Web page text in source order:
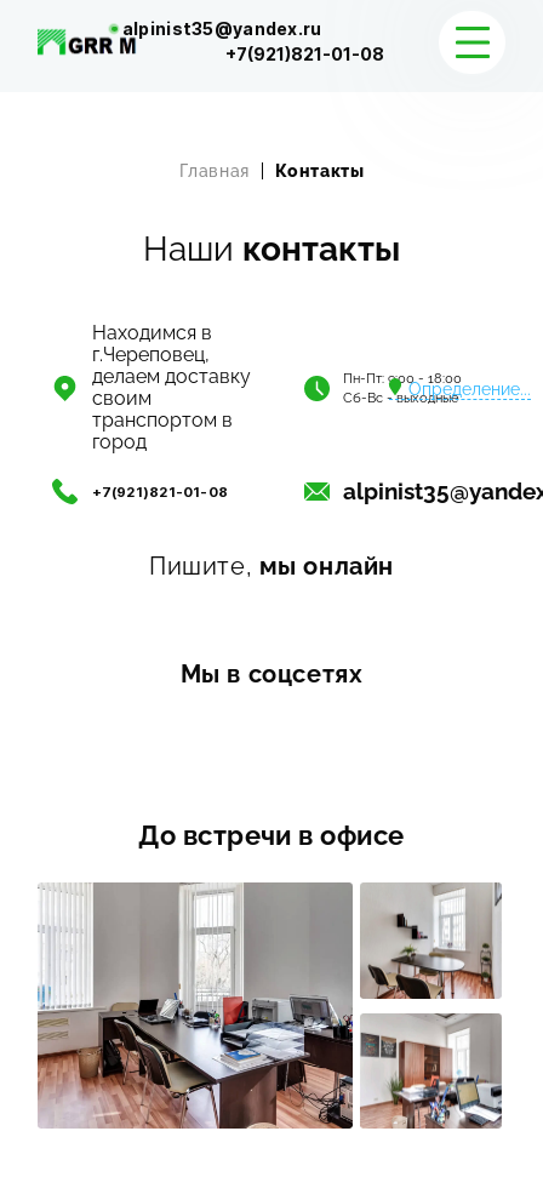
alpinist35@yandex.ru
+7(921)821-01-08
Главная Контакты
Наши контакты
Находимся в
г.Череповец,
делаем доставку
своим
транспортом в
город
Определение...
Пн-Пт: 9:00 - 18:00
Сб-Вс - выходные
+7(921)821-01-08
Пишите, мы онлайн
Мы в соцсетях
До встречи в офисе